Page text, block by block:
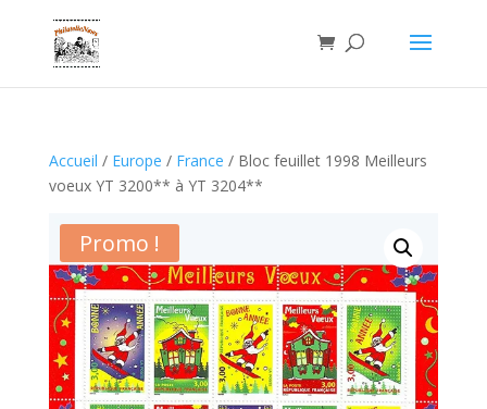
Accueil / Europe / France / Bloc feuillet 1998 Meilleurs
voeux YT 3200** à YT 3204**
Promo !